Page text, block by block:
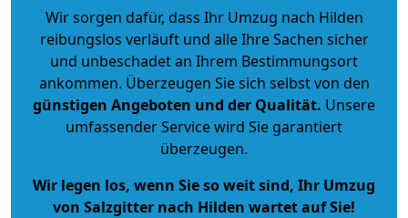
Wir sorgen dafür, dass Ihr Umzug nach Hilden
reibungslos verläuft und alle Ihre Sachen sicher
und unbeschadet an Ihrem Bestimmungsort
ankommen. Überzeugen Sie sich selbst von den
günstigen Angeboten und der Qualität. Unsere
umfassender Service wird Sie garantiert
überzeugen.
Wir legen los, wenn Sie so weit sind, Ihr Umzug
von Salzgitter nach Hilden wartet auf Sie!